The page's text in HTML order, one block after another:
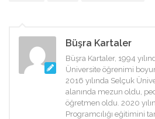
Büşra Kartaler
Büşra Kartaler, 1994
Üniversite öğrenimi
2016 yılında Selçuk
alanında mezun oldu,
öğretmen oldu. 2020
Programcılığı eğitimini